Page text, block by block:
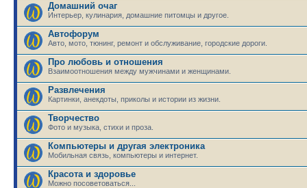
Домашний очаг
Интерьер, кулинария, домашние питомцы и другое.
Автофорум
Авто, мото, тюнинг, ремонт и обслуживание, городские дороги.
Про любовь и отношения
Взаимоотношения между мужчинами и женщинами.
Развлечения
Картинки, анекдоты, приколы и истории из жизни.
Творчество
Фото и музыка, стихи и проза.
Компьютеры и другая электроника
Мобильная связь, компьютеры и интернет.
Красота и здоровье
Можно посоветоваться...